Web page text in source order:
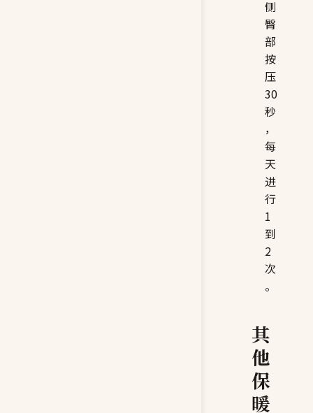
侧
臀
部
按
压
30
秒
，
每
天
进
行
1
到
2
次
。
其
他
保
暖